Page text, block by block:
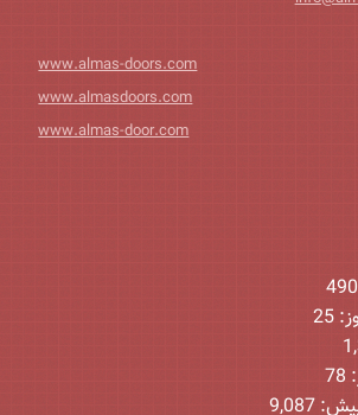
www.almas-doors.com
www.almasdoors.com
www.almas-door.com
490
25
78
9,087